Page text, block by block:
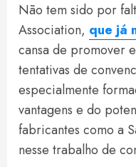
Não tem sido por
Association, que já
cansa de promover
tentativas de
especialmente
vantagens e do
fabricantes como a
nesse trabalho de